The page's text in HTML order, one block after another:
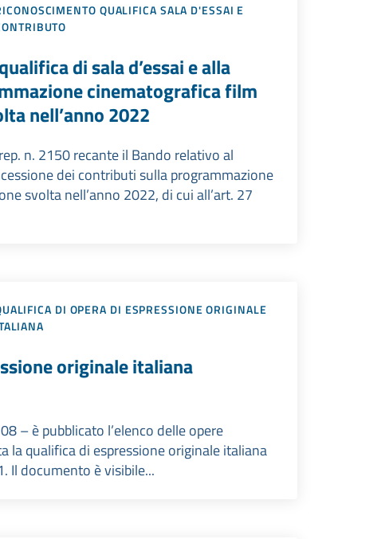
QUALIFICA SALA D'ESSAI E
di sala d’essai e alla
cinematografica film
nell’anno 2022
n. 2150 recante il Bando relativo al
dei contributi sulla programmazione
svolta nell’anno 2022, di cui all’art. 27
DI OPERA DI ESPRESSIONE ORIGINALE
originale italiana
– è pubblicato l’elenco delle opere
la qualifica di espressione originale italiana
Il documento è visibile...